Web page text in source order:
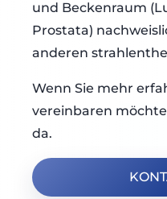
und Beckenraum
Prostata)
anderen
Wenn Sie mehr
vereinbaren
da.